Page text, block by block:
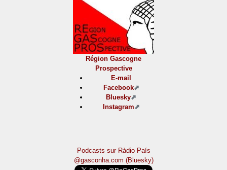
Région Gascogne
Prospective
E-mail
Facebook
Bluesky
Instagram
Podcasts sur Ràdio País
@gasconha.com (Bluesky)